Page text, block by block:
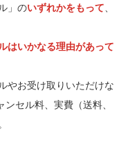
」のいずれかをもって
はいかなる理由があって
やお受け取りいただけな
セル料、実費（送料、